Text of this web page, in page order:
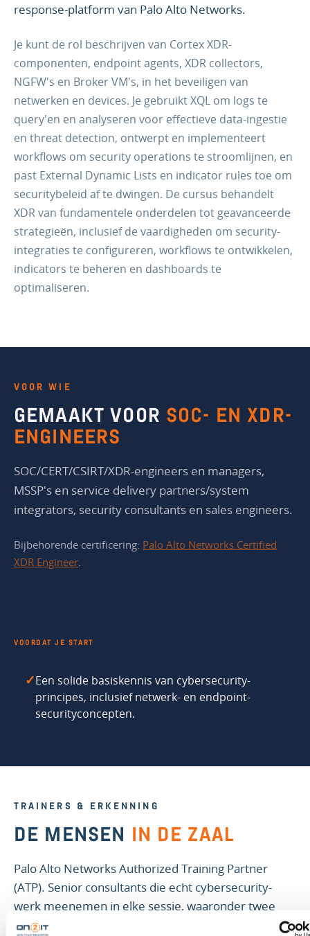
response-platform van Palo Alto Networks.
Je kunt de rol beschrijven van Cortex XDR-
componenten, endpoint agents, XDR collectors,
NGFW's en Broker VM's, in het beveiligen van
netwerken en devices. Je gebruikt XQL om logs te
query'en en analyseren voor effectieve data-ingestie
en threat detection, ontwerpt en implementeert
workflows om security operations te stroomlijnen, en
past External Dynamic Lists en indicator rules toe om
securitybeleid af te dwingen. De cursus behandelt
XDR van fundamentele onderdelen tot geavanceerde
strategieën, inclusief de vaardigheden om security-
integraties te configureren, workflows te ontwikkelen,
indicators te beheren en dashboards te
optimaliseren.
VOOR WIE
GEMAAKT VOOR SOC- EN XDR-
ENGINEERS
SOC/CERT/CSIRT/XDR-engineers en managers,
MSSP's en service delivery partners/system
integrators, security consultants en sales engineers.
Bijbehorende certificering: Palo Alto Networks Certified
XDR Engineer
VOORDAT JE START
✓ Een solide basiskennis van cybersecurity-
principes, inclusief netwerk- en endpoint-
securityconcepten.
TRAINERS & ERKENNING
DE MENSEN IN DE ZAAL
Palo Alto Networks Authorized Training Partner
(ATP). Senior consultants die echt cybersecurity-
werk meenemen in elke sessie, waaronder twee
van 's werelds erkende top tier.